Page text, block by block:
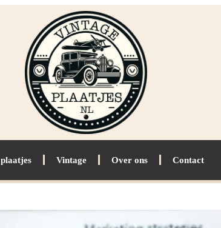
Vintage Over ons Contact